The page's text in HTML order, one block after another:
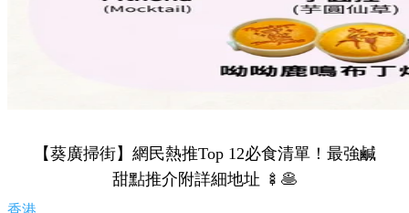
【葵廣掃街】網民熱推Top 12必食清單！最強鹹
甜點推介附詳細地址 🍢🥞